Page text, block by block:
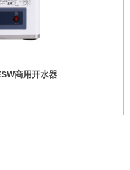
商用开水器